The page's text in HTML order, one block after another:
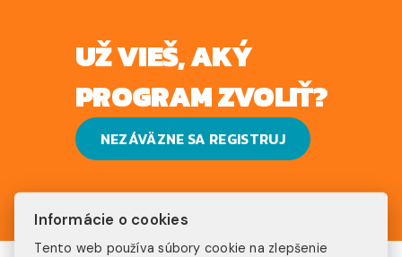
UŽ VIEŠ, AKÝ
PROGRAM ZVOLIŤ?
NEZÁVÄZNE SA REGISTRUJ
Informácie o cookies
Tento web používa súbory cookie na zlepšenie